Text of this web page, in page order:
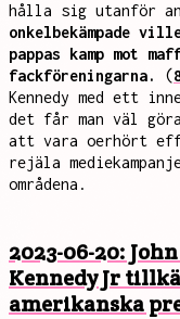
hålla sig utanför
onkelbekämpade
pappas kamp mot
fackföreningarna.
(
Kennedy med ett
det får man väl
att vara oerhört
rejäla
områdena.
2023-06-20:
Kennedy Jr
amerikanska